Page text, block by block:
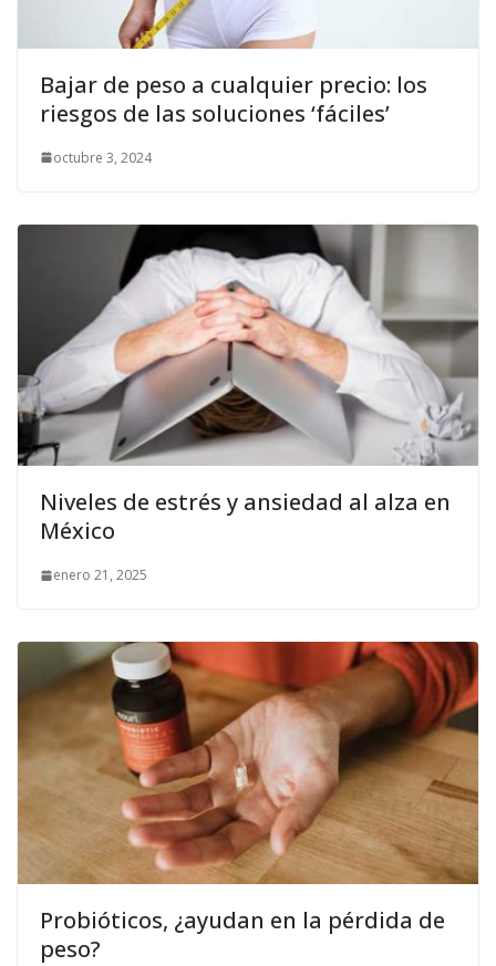
Bajar de peso a cualquier precio: los
riesgos de las soluciones ‘fáciles’
octubre 3, 2024
Niveles de estrés y ansiedad al alza en
México
enero 21, 2025
Probióticos, ¿ayudan en la pérdida de
peso?